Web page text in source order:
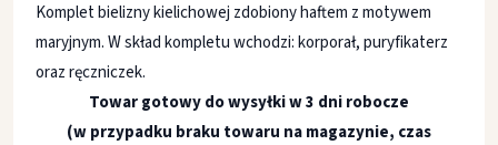
Komplet bielizny kielichowej zdobiony haftem z motywem
maryjnym. W skład kompletu wchodzi: korporał, puryfikaterz
oraz ręczniczek.
Towar gotowy do wysyłki w 3 dni robocze
(w przypadku braku towaru na magazynie, czas